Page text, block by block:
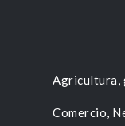
Agricultura,
Comercio,